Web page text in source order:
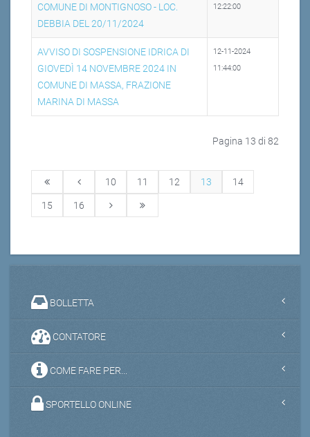
COMUNE DI MONTIGNOSO - LOC.
DEBBIA DEL 20/11/2024
12:22:00
AVVISO DI SOSPENSIONE IDRICA DI
GIOVEDÌ 14 NOVEMBRE 2024 IN
COMUNE DI MASSA, FRAZIONE
MARINA DI MASSA
12-11-2024
11:44:00
Pagina 13 di 82
10 11 12 13 14
15 16
BOLLETTA
CONTATORE
COME FARE PER...
SPORTELLO ONLINE